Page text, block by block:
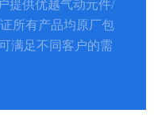
提供优越气动元件/
所有产品均原厂包
满足不同客户的需